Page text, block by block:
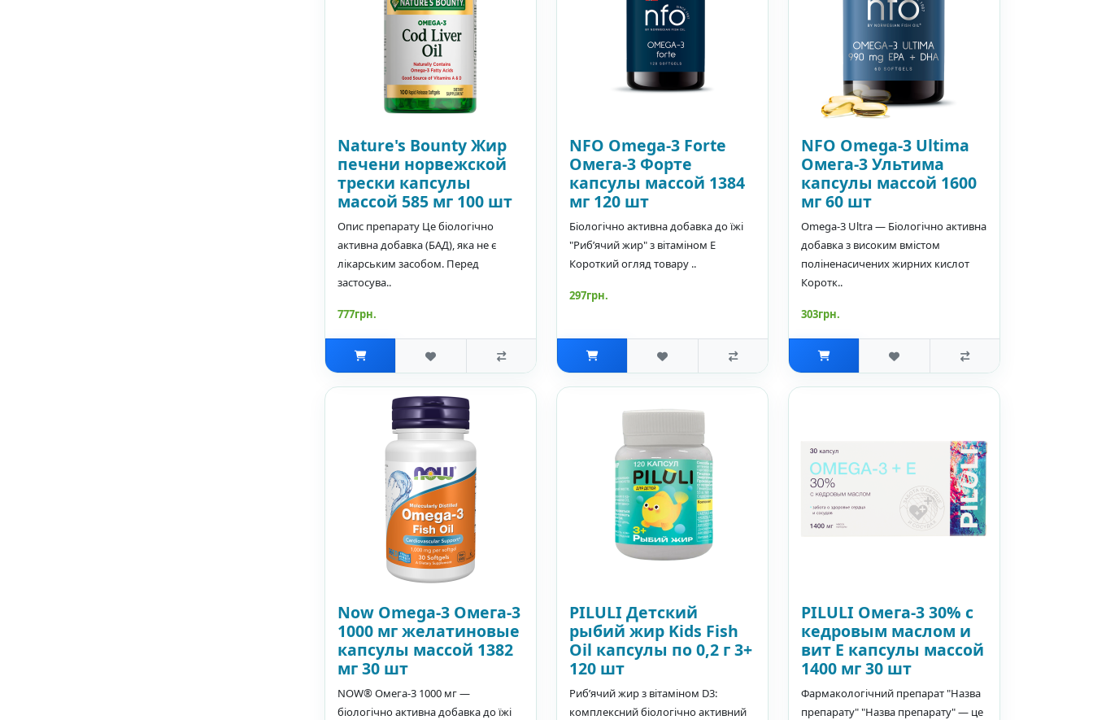
Nature's Bounty Жир
печени норвежской
трески капсулы
массой 585 мг 100 шт
Опис препарату Це біологічно
активна добавка (БАД), яка не є
лікарським засобом. Перед
застосува..
777грн.
NFO Omega-3 Forte
Омега-3 Форте
капсулы массой 1384
мг 120 шт
Біологічно активна добавка до їжі
"Риб’ячий жир" з вітаміном Е
Короткий огляд товару ..
297грн.
NFO Omega-3 Ultima
Омега-3 Ультима
капсулы массой 1600
мг 60 шт
Omega-3 Ultra — Біологічно активна
добавка з високим вмістом
поліненасичених жирних кислот
Коротк..
303грн.
Now Omega-3 Омега-3
1000 мг желатиновые
капсулы массой 1382
мг 30 шт
NOW® Омега-3 1000 мг —
біологічно активна добавка до їжі
PILULI Детский
рыбий жир Kids Fish
Oil капсулы по 0,2 г 3+
120 шт
Риб’ячий жир з вітаміном D3:
комплексний біологічно активний
PILULI Омега-3 30% с
кедровым маслом и
вит E капсулы массой
1400 мг 30 шт
Фармакологічний препарат "Назва
препарату" "Назва препарату" — це